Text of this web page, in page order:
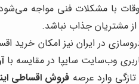
با مشکلات فنی مواجه
مشتریان جذاب نباشد.
در ایران نیز امکان خرید
وب‌سایت سایپا در مقایسه با
وارد عرصه فروش اقساطی